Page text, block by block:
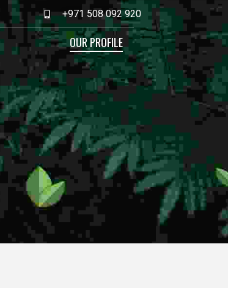
+971 508 092 920
OUR PROFILE